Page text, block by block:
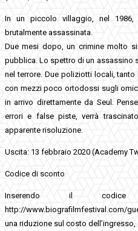
In un piccolo villaggio, nel 1986,
brutalmente assassinata.
Due mesi dopo, un crimine molto
pubblica. Lo spettro di un assassino
nel terrore. Due poliziotti locali,
con mezzi poco ortodossi sugli
in arrivo direttamente da Seul.
errori e false piste, verrà
apparente risoluzione.
Uscita: 13 febbraio 2020 (Academy
Codice di sconto
Inserendo il
http://www.biografilmfestival.com/
una riduzione sul costo dell’ingresso,